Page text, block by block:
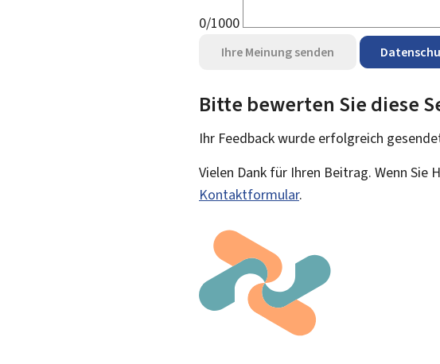
0/1000
Ihre Meinung senden
Bitte bewerten Sie diese
Ihr Feedback wurde erfolgreich
Vielen Dank für Ihren Beitrag. Wenn
Kontaktformular.